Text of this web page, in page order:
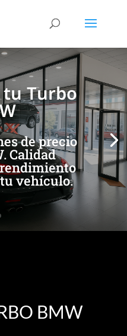
Turbo
de precio
Calidad
vehículo.
BMW